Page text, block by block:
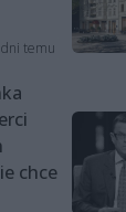
temu
chce